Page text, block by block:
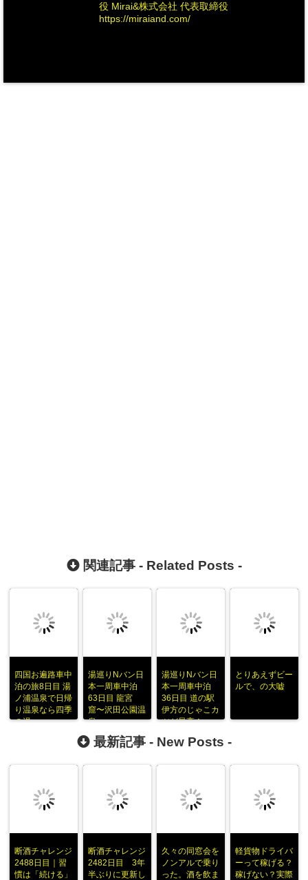
役 Mirai&株式会社 代表取締役
https://miraiand.com/
関連記事 - Related Posts -
四国お遍路車中
泊の旅8日目 湯
ノ浦温泉で日帰
り温泉なら四季
の湯
湯巡りNバン日
本一周車中泊
63日目 龍宮
窟〜沢田公園温
泉
湯巡りNバン日
本一周車中泊
36日目 道の駅
伊方のじゃこカ
ツが最高！
とりあえずビー
ルで、の大嘘
最新記事 - New Posts -
断酒チャレンジ
2488日目｜習
慣は「続ける」
断酒チャレンジ
2482日目 3年
半ぶりに更新し
久々の同窓会を
ノンアルで乗り
った。酒を飲ま
軽貨物ドライバ
ーって稼げる？
稼げない？実際